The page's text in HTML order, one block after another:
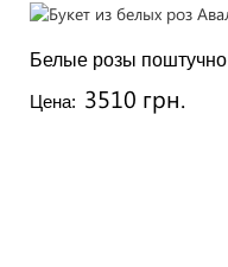
Белые розы поштучно
Цена: 3510 грн.